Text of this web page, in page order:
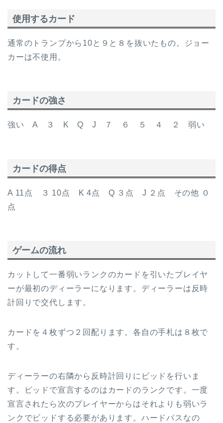
使用するカード
通常のトランプから10と９と８を抜いたもの。ジョー
カーは不使用。
カードの強さ
強い A ３ K Q J ７ ６ ５ ４ ２ 弱い
カードの得点
A 11点 ３ 10点 K 4点 Q ３点 J ２点 その他 ０
点
ゲームの流れ
カットして一番弱いランクのカードを引いたプレイヤ
ーが最初のディーラーになります。ディーラーは反時
計回りで交代します。
カードを４枚ずつ２回配ります。各自の手札は８枚で
す。
ディーラーの右隣から反時計回りにビッドを行いま
す。ビッドで宣言するのはカードのランクです。一度
宣言されたら次のプレイヤーからはそれよりも弱いラ
ンクでビッドする必要があります。ハードパスなの